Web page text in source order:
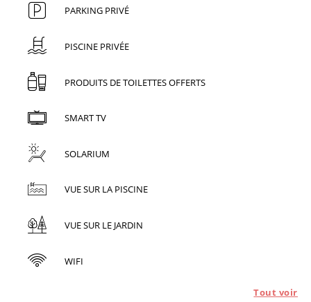
PARKING PRIVÉ
PISCINE PRIVÉE
PRODUITS DE TOILETTES OFFERTS
SMART TV
SOLARIUM
VUE SUR LA PISCINE
VUE SUR LE JARDIN
WIFI
Tout voir